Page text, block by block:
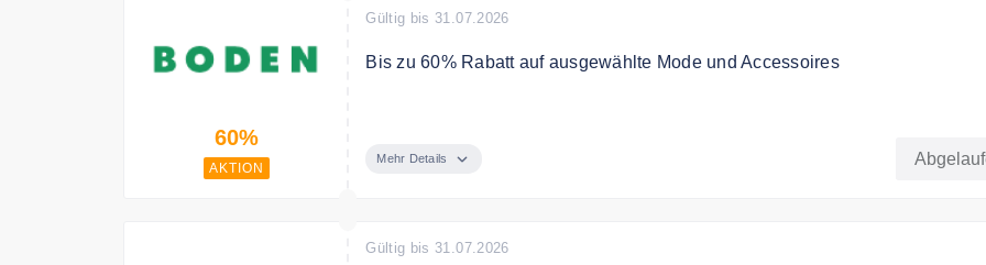
60%
AKTION
Gültig bis 31.07.2026
Bis zu 60% Rabatt auf ausgewählte Mode und Accessoires
Mehr Details
Gültig bis 31.07.2026